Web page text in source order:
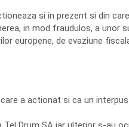
si in prezent si din
in mod fraudulos, a unor
europene, de evaziune
a actionat si ca un interpus